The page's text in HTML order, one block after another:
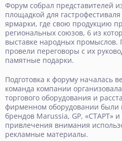
Форум собрал представителей
площадкой для
ярмарки, где свою продукцию
региональных союзов, 6 из
выставке народных промыслов.
провели переговоры с их
памятные подарки.
Подготовка к форуму началась
команда компании
торгового оборудования и
фирменном оборудовании были
брендов Marussia, GP, «СТАРТ»
привлечения внимания
рекламные материалы.